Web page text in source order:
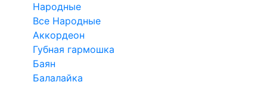
Народные
Все Народные
Аккордеон
Губная гармошка
Баян
Балалайка